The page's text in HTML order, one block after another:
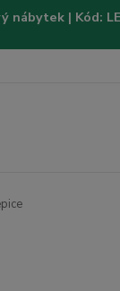
nábytek | Kód: